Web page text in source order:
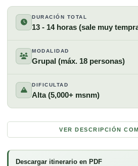
DURACIÓN TOTAL
13 - 14 horas (sale muy
MODALIDAD
Grupal (máx. 18 personas)
DIFICULTAD
Alta (5,000+ msnm)
VER DESCRIPCIÓN
Descargar itinerario en PDF